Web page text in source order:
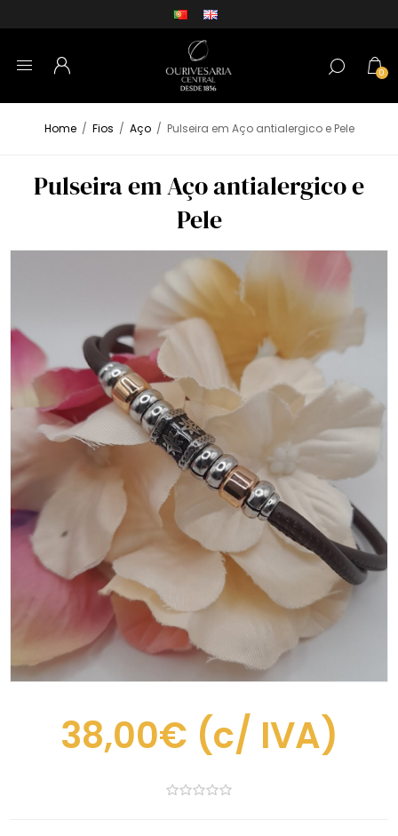
0
Home / Fios / Aço / Pulseira em Aço antialergico e Pele
Pulseira em Aço antialergico e
Pele
38,00€ (c/ IVA)